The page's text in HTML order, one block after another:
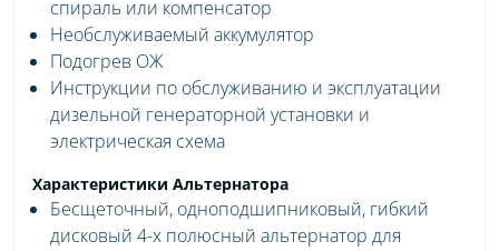
спираль или компенсатор
Необслуживаемый аккумулятор
Подогрев ОЖ
Инструкции по обслуживанию и эксплуатации
дизельной генераторной установки и
электрическая схема
Характеристики Альтернатора
Бесщеточный, одноподшипниковый, гибкий
дисковый 4-х полюсный альтернатор для